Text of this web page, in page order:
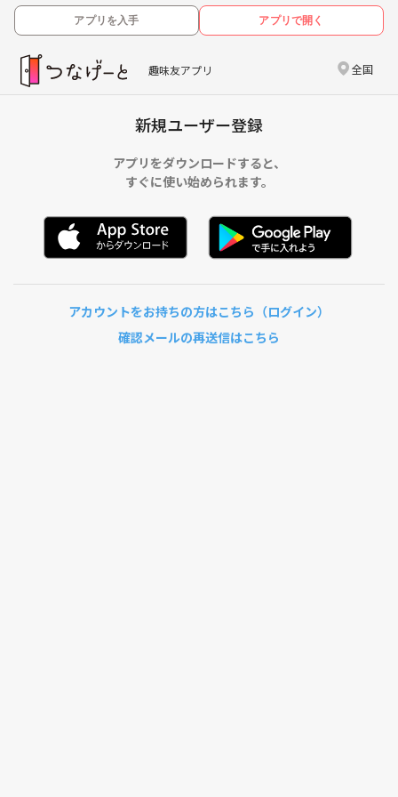
アプリを入手 アプリで開く
趣味友アプリ 全国
新規ユーザー登録
アプリをダウンロードすると、
すぐに使い始められます。
アカウントをお持ちの方はこちら（ログイン）
確認メールの再送信はこちら